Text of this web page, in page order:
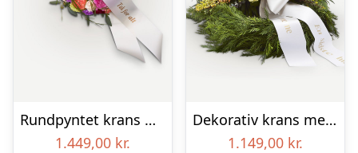
Rundpyntet krans med bånd
1.449,00 kr.
Dekorativ krans med bånd
1.149,00 kr.